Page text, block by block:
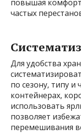
повышая
частых
Для удобства
по сезону, типу и
контейнерах,
использовать
позволяет
перемешивания